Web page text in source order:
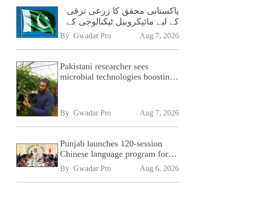
پاکستانی محقق کا زرعی ترقی
کے لیے مائیکروبیل ٹیکنالوجی کے
فروغ پر زور
By Gwadar Pro Aug 7, 2026
Pakistani researcher sees
microbial technologies boosting
By Gwadar Pro Aug 7, 2026
Punjab launches 120-session
Chinese language program for
SPU
By Gwadar Pro Aug 6, 2026